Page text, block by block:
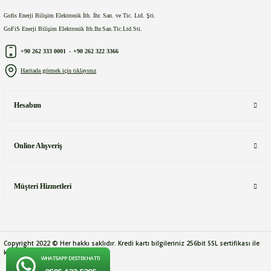
Gofis Enerji Bilişim Elektronik İth. İhr. San. ve Tic. Ltd. Şti.
GoFiS Enerji Bilişim Elektronik Ith.Ihr.San.Tic.Ltd.Sti.
+90 262 333 0001 - +90 262 322 3366
Haritada görmek için tıklayınız
Hesabım
Online Alışveriş
Müşteri Hizmetleri
Copyright 2022 © Her hakkı saklıdır. Kredi kartı bilgileriniz 256bit SSL sertifikası ile
korunmaktadır.
WHATSAPP DESTEK HATTI